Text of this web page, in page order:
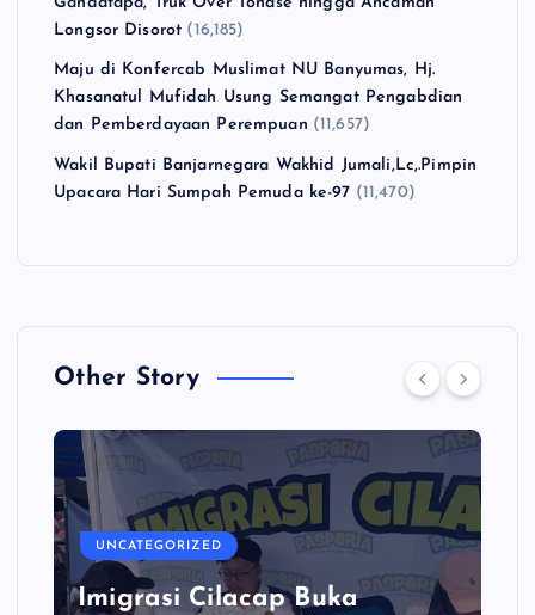
Longsor Disorot (16,185)
Maju di Konfercab Muslimat NU Banyumas, Hj.
Khasanatul Mufidah Usung Semangat Pengabdian
dan Pemberdayaan Perempuan (11,657)
Wakil Bupati Banjarnegara Wakhid Jumali,Lc,.Pimpin
Upacara Hari Sumpah Pemuda ke-97 (11,470)
Other Story
UNCATEGORIZED
Imigrasi Cilacap Buka